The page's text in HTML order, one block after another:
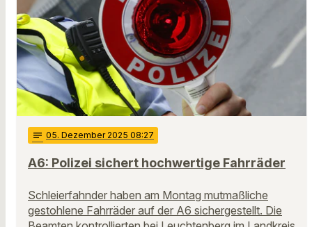
notes 05. Dezember 2025 08:27
A6: Polizei sichert hochwertige Fahrräder
Schleierfahnder haben am Montag mutmaßliche
gestohlene Fahrräder auf der A6 sichergestellt. Die